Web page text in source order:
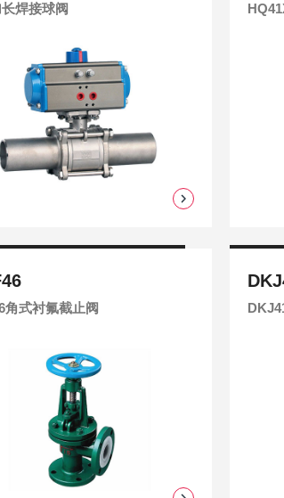
焊接球阀
角式衬氟截止阀